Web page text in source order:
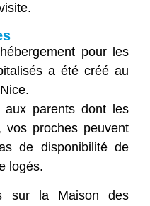
pour les
a été créé au
parents dont les
vos proches peuvent
de disponibilité de
logés.
sur la Maison des